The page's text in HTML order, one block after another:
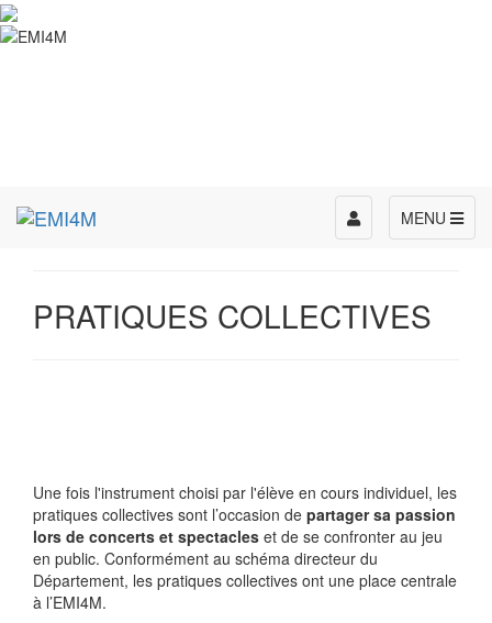
MENU
Toggle
navigation
PRATIQUES COLLECTIVES
Une fois l'instrument choisi par l'élève en cours individuel, les
pratiques collectives sont l’occasion de partager sa passion
lors de concerts et spectacles et de se confronter au jeu
en public. Conformément au schéma directeur du
Département, les pratiques collectives ont une place centrale
à l’EMI4M.